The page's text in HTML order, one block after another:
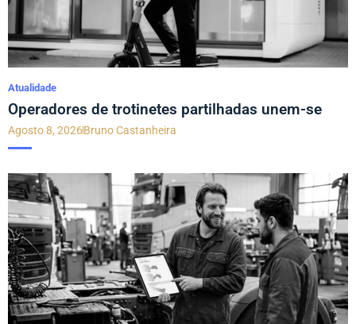
Atualidade
Operadores de trotinetes partilhadas unem-se
Agosto 8, 2026Bruno Castanheira